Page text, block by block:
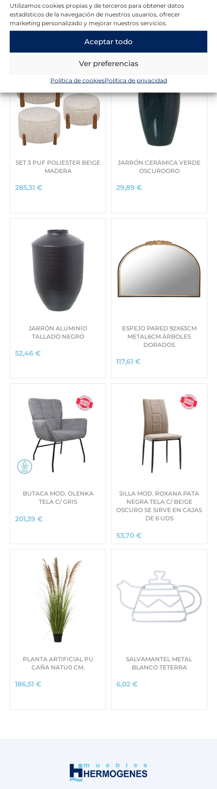
Utilizamos cookies propias y de terceros para obtener datos
estadísticos de la navegación de nuestros usuarios, ofrecer
marketing personalizado y mejorar nuestros servicios.
Aceptar todo
Ver preferencias
Política de cookiesPolítica de privacidad
Novedades en la tienda
SET 3 PUF POLIESTER BEIGE
MADERA
285,31 €
JARRÓN CERÁMICA VERDE
OSCUROORO
29,89 €
JARRÓN ALUMINIO
TALLADO NEGRO
52,46 €
ESPEJO PARED 92X63CM
METAL6CM ÁRBOLES
DORADOS
117,61 €
BUTACA MOD. OLENKA
TELA C/ GRIS
201,39 €
SILLA MOD. ROXANA PATA
NEGRA TELA C/ BEIGE
OSCURO SE SIRVE EN CAJAS
DE 6 UDS
53,70 €
PLANTA ARTIFICIAL PU
CAÑA NATU0 CM.
186,51 €
SALVAMANTEL METAL
BLANCO TETERRA
6,02 €